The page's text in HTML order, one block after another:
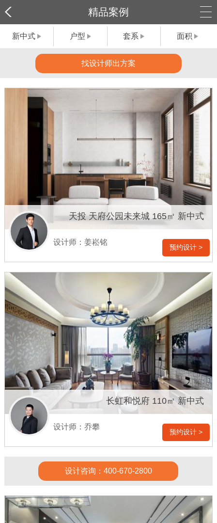
精品案例
新中式 户型 套系 面积
找设计师出方案
天投 天府公园未来城 165㎡ 新中式
设计师：姜崧铭
预约设计 >
长虹和悦府 110㎡ 新中式
设计师：乔攀
预约设计 >
设计咨询：400-670-2800